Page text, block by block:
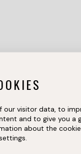
our visitor data, to
and to give you a
about the